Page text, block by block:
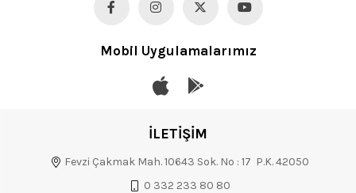
Mobil Uygulamalarımız
İLETİŞİM
Fevzi Çakmak Mah. 10643 Sok. No : 17 P.K. 42050
0 332 233 80 80